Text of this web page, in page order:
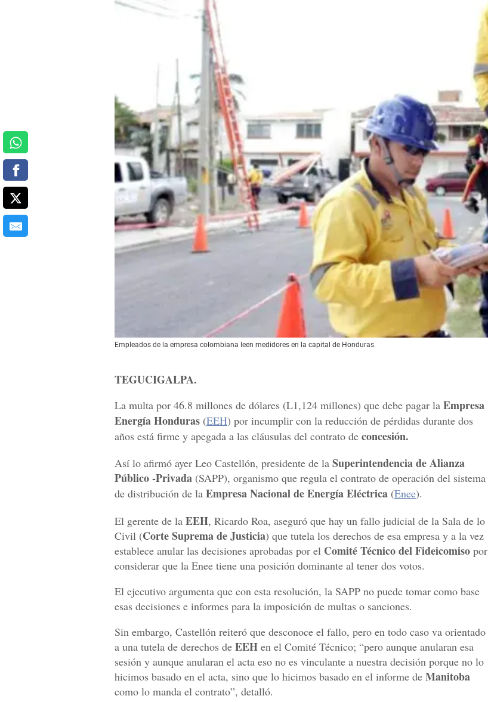
Empleados de la empresa colombiana leen medidores en la capital de Honduras.
TEGUCIGALPA.
La multa por 46.8 millones de dólares (L1,124 millones) que debe pagar la Empresa
Energía Honduras (EEH) por incumplir con la reducción de pérdidas durante dos
años está firme y apegada a las cláusulas del contrato de concesión.
Así lo afirmó ayer Leo Castellón, presidente de la Superintendencia de Alianza
Público -Privada (SAPP), organismo que regula el contrato de operación del sistema
de distribución de la Empresa Nacional de Energía Eléctrica (Enee).
El gerente de la EEH, Ricardo Roa, aseguró que hay un fallo judicial de la Sala de lo
Civil (Corte Suprema de Justicia) que tutela los derechos de esa empresa y a la vez
establece anular las decisiones aprobadas por el Comité Técnico del Fideicomiso por
considerar que la Enee tiene una posición dominante al tener dos votos.
El ejecutivo argumenta que con esta resolución, la SAPP no puede tomar como base
esas decisiones e informes para la imposición de multas o sanciones.
Sin embargo, Castellón reiteró que desconoce el fallo, pero en todo caso va orientado
a una tutela de derechos de EEH en el Comité Técnico; “pero aunque anularan esa
sesión y aunque anularan el acta eso no es vinculante a nuestra decisión porque no lo
hicimos basado en el acta, sino que lo hicimos basado en el informe de Manitoba
como lo manda el contrato”, detalló.